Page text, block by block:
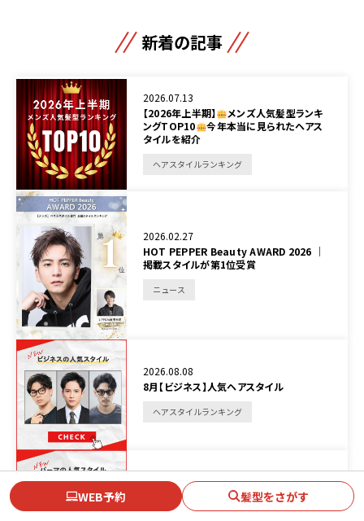
WEB予約 髪型をさがす
新着の記事
2026.07.13
【2026年上半期】
メンズ人気髪型ランキ
ングTOP10
今年本当に見られたヘアス
タイルを紹介
ヘアスタイルランキング
2026.02.27
HOT PEPPER Beauty AWARD 2026 │
掲載スタイルが第1位受賞
ニュース
2026.08.08
8月【ビジネス】人気ヘアスタイル
ヘアスタイルランキング
2026.08.07
8月【パーマ】人気ヘアスタイル